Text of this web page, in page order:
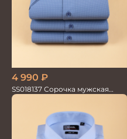
4 990 ₽
SS018137 Сорочка мужская
кор.рукав GROSTYLE TRENDY